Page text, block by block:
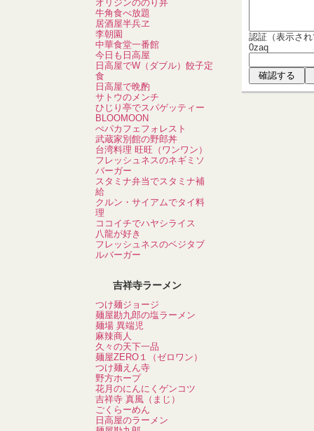
オリジンののり弁
牛角食べ放題
居酒屋半兵ヱ
李朝園
中華食堂一番館
今日も日高屋
日高屋でW（ダブル）餃子定
食
日高屋で晩酌
サトウのメンチ
ひじり亭でスパゲッティー
BLOOMOON
ぺパカフェフォレスト
武蔵家別館の野郎丼
台湾料理 旺旺（ワンワン）
フレッシュネスのネギミソ
バーガー
スタミナ弁当でスタミナ補
給
クルン・サイアムでタイ料
理
ココイチでハヤシライス
八龍が好き
フレッシュネスのベジタブ
ルバーガー
吉祥寺ラーメン
つけ麺ジョージ
麺屋勘九郎の塩ラーメン
麺場 異端児
麻辣商人
久々の天下一品
麺屋ZERO１（ゼロワン）
つけ麺えん寺
野方ホープ
花月のにんにくゲンコツ
吉祥寺 真風（まじ）
ごくらーめん
日高屋のラーメン
認証（表示さ
0zaq